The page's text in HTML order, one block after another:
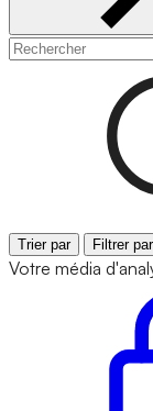
Trier par Filtrer
Votre média